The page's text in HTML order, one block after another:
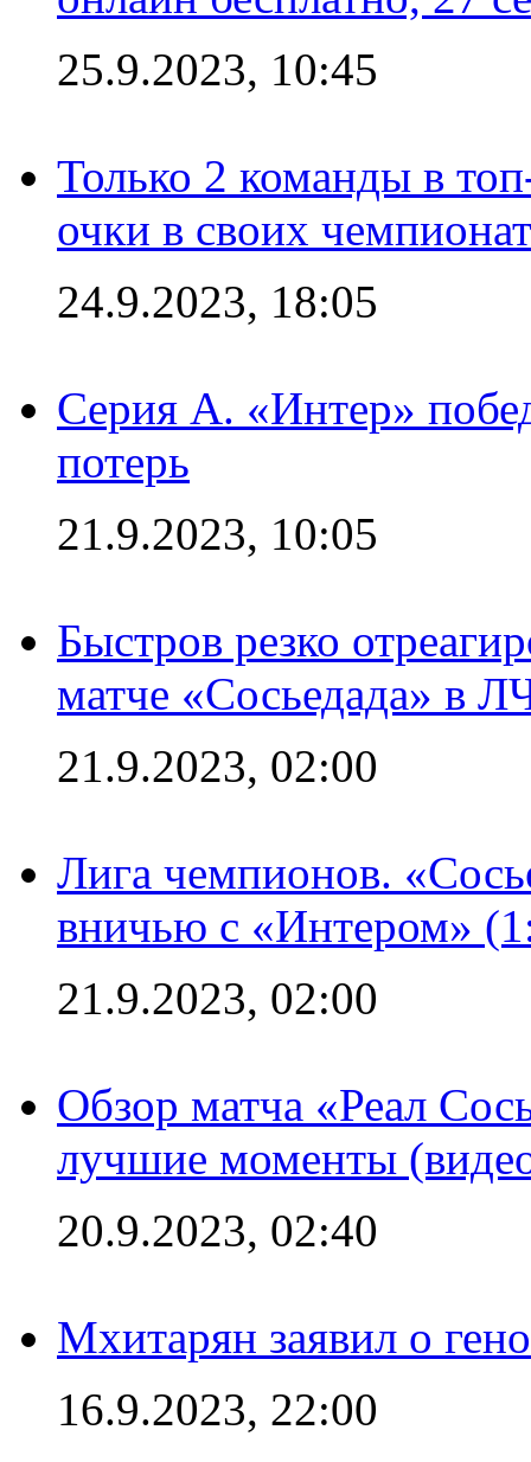
25.9.2023, 10:45
Только 2 команды в
очки в своих
24.9.2023, 18:05
Серия А. «Интер»
потерь
21.9.2023, 10:05
Быстров резко
матче «Сосьедада» в
21.9.2023, 02:00
Лига чемпионов.
вничью с «Интером»
21.9.2023, 02:00
Обзор матча «Реал
лучшие моменты
20.9.2023, 02:40
Мхитарян заявил о
16.9.2023, 22:00